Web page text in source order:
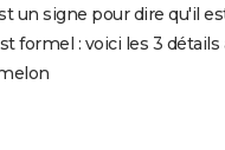
un signe pour dire qu'il
formel : voici les 3